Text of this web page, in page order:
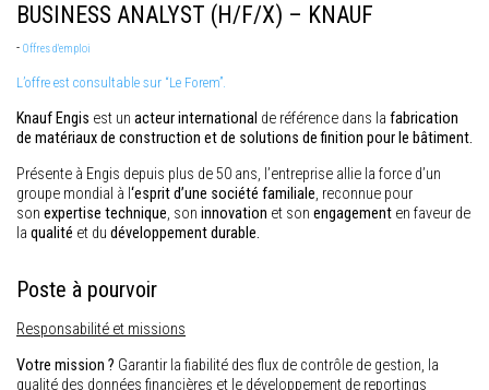
BUSINESS ANALYST (H/F/X) – KNAUF
- Offres d'emploi
L’offre est consultable sur “Le Forem”.
Knauf Engis est un acteur international de référence dans la fabrication
de matériaux de construction et de solutions de finition pour le bâtiment.
Présente à Engis depuis plus de 50 ans, l’entreprise allie la force d’un
groupe mondial à l ‘esprit d’une société familiale, reconnue pour
son expertise technique, son innovation et son engagement en faveur de
la qualité et du développement durable.
Poste à pourvoir
Responsabilité et missions
Votre mission ? Garantir la fiabilité des flux de contrôle de gestion, la
qualité des données financières et le développement de reportings